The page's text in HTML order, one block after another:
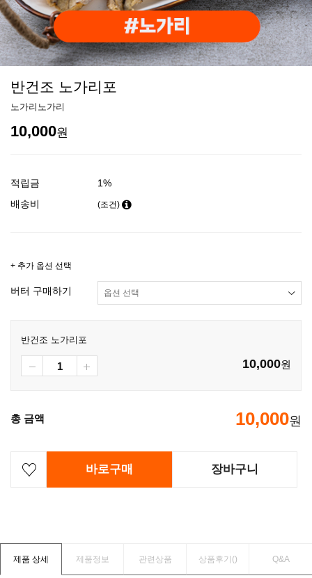
반건조 노가리포
노가리노가리
10,000원
적립금
1%
배송비
(조건)
+ 추가 옵션 선택
버터 구매하기
반건조 노가리포
10,000원
총 금액 10,000원
바로구매 장바구니
제품 상세 제품정보 관련상품 상품후기() Q&A